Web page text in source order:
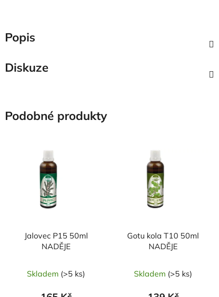
Popis
Diskuze
Podobné produkty
Jalovec P15 50ml
NADĚJE
Skladem (>5 ks)
Gotu kola T10 50ml
NADĚJE
Skladem (>5 ks)